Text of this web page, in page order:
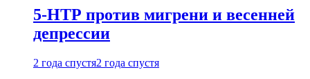
5-НТР против мигрени и весенней
депрессии
2 года спустя2 года спустя